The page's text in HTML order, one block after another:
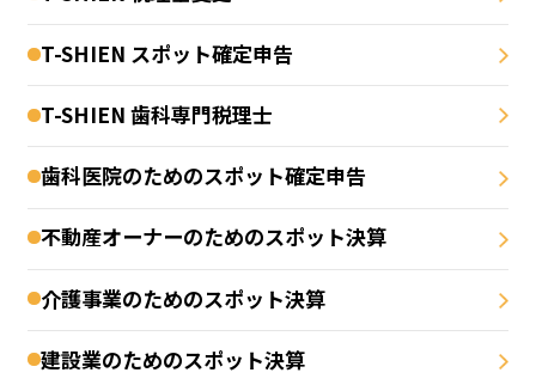
T-SHIEN スポット確定申告
T-SHIEN 歯科専門税理士
歯科医院のためのスポット確定申告
不動産オーナーのためのスポット決算
介護事業のためのスポット決算
建設業のためのスポット決算